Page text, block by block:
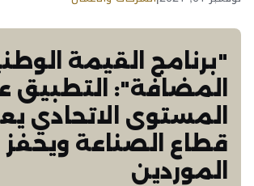
"برنامج القيمة
المضافة": التطبيق
المستوى الاتحادي
قطاع الصناعة ويحفز
الموردين